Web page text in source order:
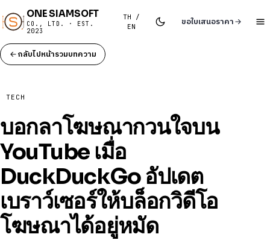
ONE SIAMSOFT
CO., LTD. · EST.
2023
TH /
EN
ขอใบเสนอราคา
กลับไปหน้ารวมบทความ
TECH
บอกลาโฆษณากวนใจบน
YouTube เมื่อ
DuckDuckGo อัปเดต
เบราว์เซอร์ให้บล็อกวิดีโอ
โฆษณาได้อยู่หมัด